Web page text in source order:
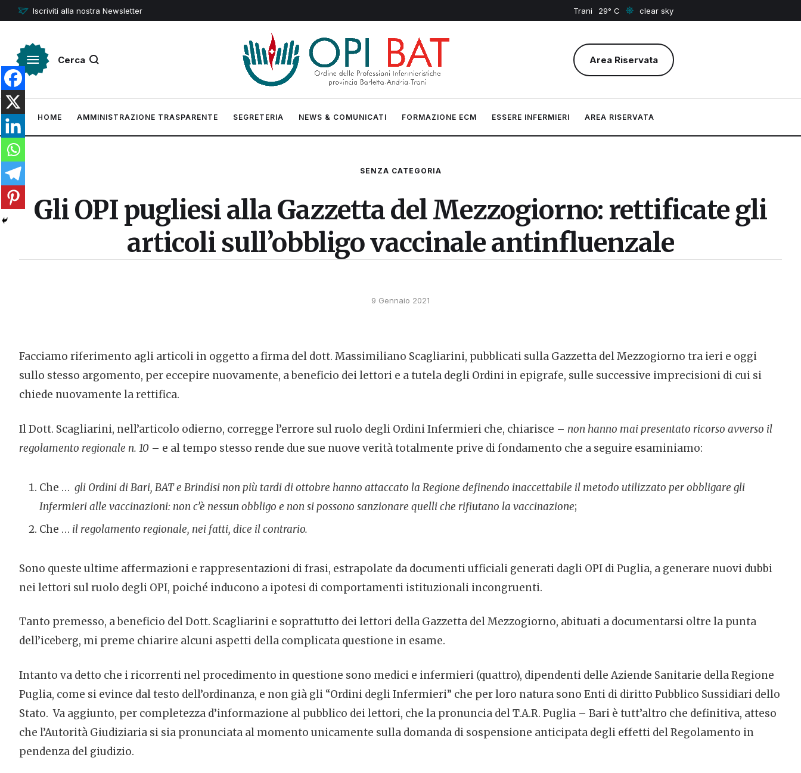
Iscriviti alla nostra Newsletter Trani 29 clear sky
Cerca Area Riservata
HOME AMMINISTRAZIONE TRASPARENTE SEGRETERIA NEWS & COMUNICATI FORMAZIONE ECM ESSERE INFERMIERI AREA RISERVATA
SENZA CATEGORIA
Gli OPI pugliesi alla Gazzetta del Mezzogiorno: rettificate gli
articoli sull’obbligo vaccinale antinfluenzale
9 Gennaio 2021
Facciamo riferimento agli articoli in oggetto a firma del dott. Massimiliano Scagliarini, pubblicati sulla Gazzetta del Mezzogiorno tra ieri e oggi
sullo stesso argomento, per eccepire nuovamente, a beneficio dei lettori e a tutela degli Ordini in epigrafe, sulle successive imprecisioni di cui si
chiede nuovamente la rettifica.
Il Dott. Scagliarini, nell’articolo odierno, corregge l’errore sul ruolo degli Ordini Infermieri che, chiarisce – non hanno mai presentato ricorso avverso il
regolamento regionale n. 10 – e al tempo stesso rende due sue nuove verità totalmente prive di fondamento che a seguire esaminiamo:
Che … gli Ordini di Bari, BAT e Brindisi non più tardi di ottobre hanno attaccato la Regione definendo inaccettabile il metodo utilizzato per obbligare gli
Infermieri alle vaccinazioni: non c’è nessun obbligo e non si possono sanzionare quelli che rifiutano la vaccinazione;
Che … il regolamento regionale, nei fatti, dice il contrario.
Sono queste ultime affermazioni e rappresentazioni di frasi, estrapolate da documenti ufficiali generati dagli OPI di Puglia, a generare nuovi dubbi
nei lettori sul ruolo degli OPI, poiché inducono a ipotesi di comportamenti istituzionali incongruenti.
Tanto premesso, a beneficio del Dott. Scagliarini e soprattutto dei lettori della Gazzetta del Mezzogiorno, abituati a documentarsi oltre la punta
dell’iceberg, mi preme chiarire alcuni aspetti della complicata questione in esame.
Intanto va detto che i ricorrenti nel procedimento in questione sono medici e infermieri (quattro), dipendenti delle Aziende Sanitarie della Regione
Puglia, come si evince dal testo dell’ordinanza, e non già gli “Ordini degli Infermieri” che per loro natura sono Enti di diritto Pubblico Sussidiari dello
Stato. Va aggiunto, per completezza d’informazione al pubblico dei lettori, che la pronuncia del T.A.R. Puglia – Bari è tutt’altro che definitiva, atteso
che l’Autorità Giudiziaria si sia pronunciata al momento unicamente sulla domanda di sospensione anticipata degli effetti del Regolamento in
pendenza del giudizio.